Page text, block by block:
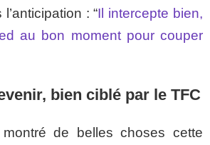
: “Il intercepte bien,
au bon moment pour couper
bien ciblé par le TFC
de belles choses cette